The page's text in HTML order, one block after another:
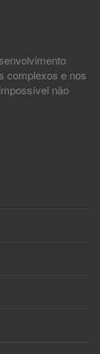
complexos e nos
não